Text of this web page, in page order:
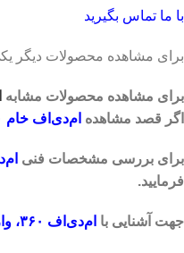
با ما تماس بگیرید
برای مشاهده محصولات دیگر
برای مشاهده محصولات مشابه
اگر قصد مشاهده م‌دی‌اف خام ۲۴۰ را دارید، از این مسیر
برای بررسی مشخصات فنی
فرمایید.
جهت آشنایی با ام‌دی‌اف ۳۶۰، وارد این صفحه